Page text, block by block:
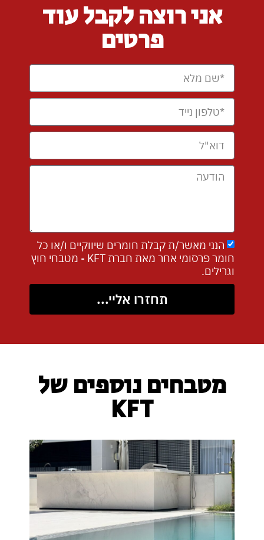
אני רוצה לקבל עוד
פרטים
הנני מאשר/ת קבלת חומרים שיווקיים ו/או כל
חומר פרסומי אחר מאת חברת KFT - מטבחי חוץ
וגרילים.
תחזרו אליי...
מטבחים נוספים של
KFT